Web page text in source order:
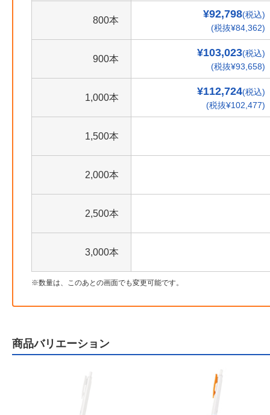
800本
¥92,798(税込)
(税抜¥84,362)
900本
¥103,023(税込)
(税抜¥93,658)
1,000本
¥112,724(税込)
(税抜¥102,477)
1,500本
2,000本
2,500本
3,000本
数量は、このあとの画面でも変更可能です。
商品バリエーション